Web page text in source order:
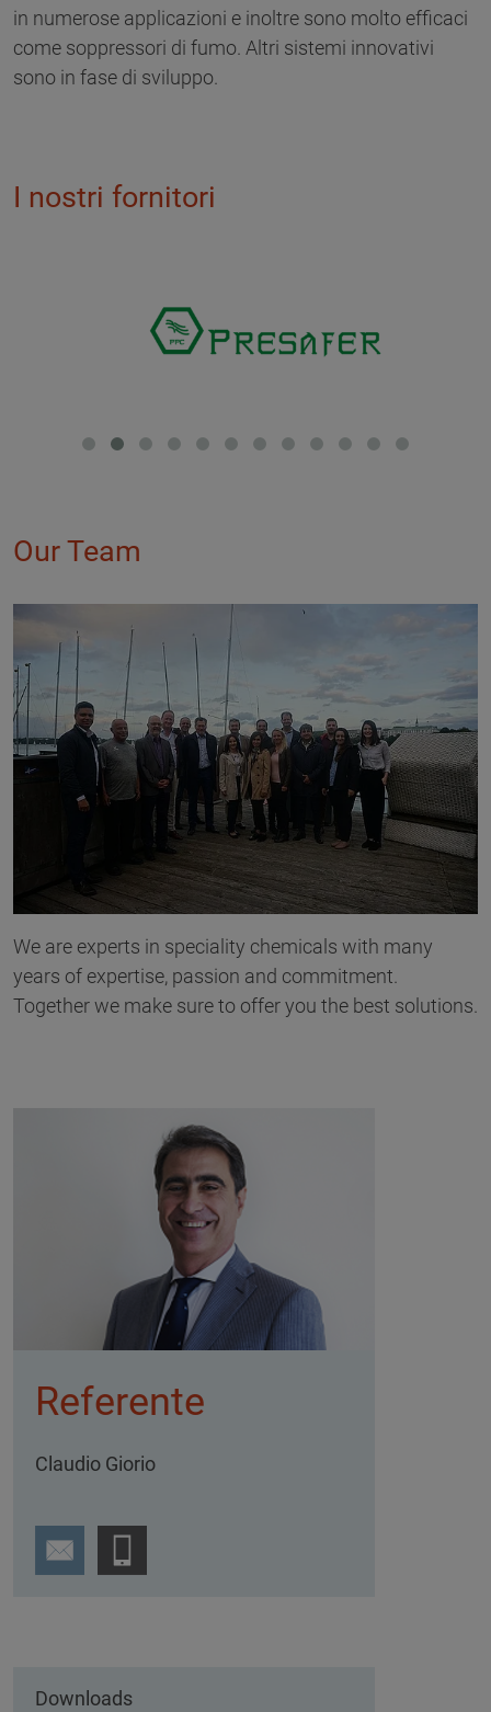
in numerose applicazioni e inoltre sono molto efficaci
come soppressori di fumo. Altri sistemi innovativi
sono in fase di sviluppo.
I nostri fornitori
Our Team
We are experts in speciality chemicals with many
years of expertise, passion and commitment.
Together we make sure to offer you the best solutions.
Referente
Claudio Giorio
Downloads